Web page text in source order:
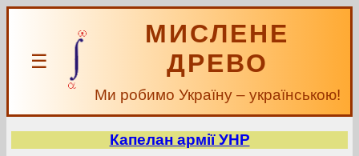
☰
МИСЛЕНЕ
ДРЕВО
Ми робимо Україну – українською!
Капелан армії УНР